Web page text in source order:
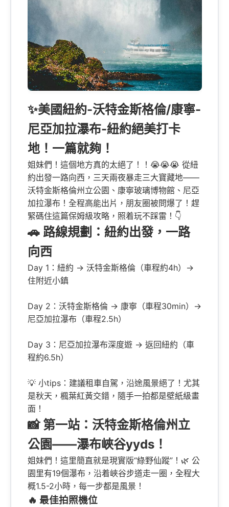
✨美國紐約-沃特金斯格倫/康寧-
尼亞加拉瀑布-紐約絕美打卡
地！一篇就夠！
姐妹們！這個地方真的太絕了！！😭😭😭 從紐
約出發一路向西，三天兩夜暴走三大寶藏地——
沃特金斯格倫州立公園、康寧玻璃博物館、尼亞
加拉瀑布！全程高能出片，朋友圈被問爆了！趕
緊碼住這篇保姆級攻略，照着玩不踩雷！👇
🚗 路線規劃：紐約出發，一路
向西
Day 1：紐約 → 沃特金斯格倫（車程約4h）→
住附近小鎮
Day 2：沃特金斯格倫 → 康寧（車程30min）→
尼亞加拉瀑布（車程2.5h）
Day 3：尼亞加拉瀑布深度遊 → 返回紐約（車
程約6.5h）
💡 小tips：建議租車自駕，沿途風景絕了！尤其
是秋天，楓葉紅黃交錯，隨手一拍都是壁紙級畫
面！
📸 第一站：沃特金斯格倫州立
公園——瀑布峽谷yyds！
姐妹們！這里簡直就是現實版“綠野仙蹤”！🌿 公
園里有19個瀑布，沿着峽谷步道走一圈，全程大
概1.5-2小時，每一步都是風景！
🔥 最佳拍照機位